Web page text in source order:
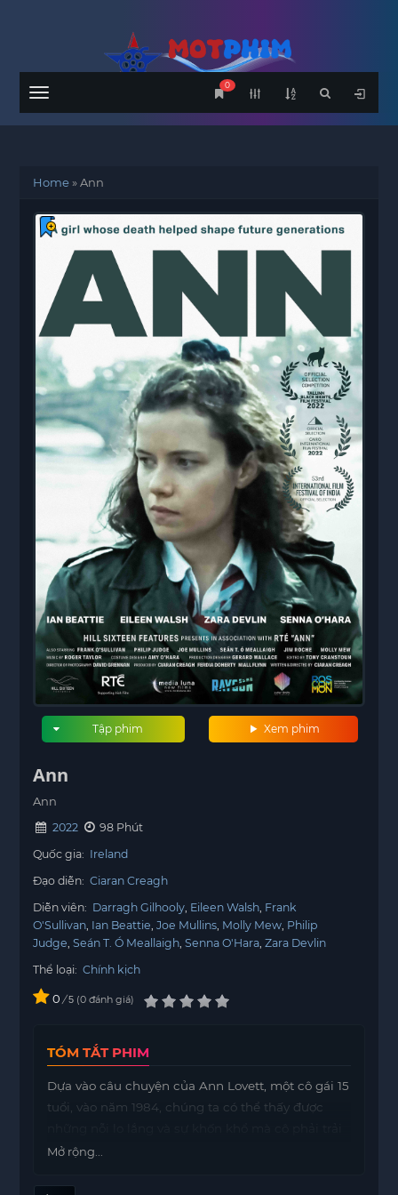
Menu
0
Home»Ann
Xem phim
Tập phim
Ann
Ann
2022
98 Phút
Quốc gia: Ireland
Đạo diễn: Ciaran Creagh
Diễn viên: Darragh Gilhooly Eileen Walsh Frank
O'Sullivan Ian Beattie Joe Mullins Molly Mew Philip
Judge Seán T. Ó Meallaigh Senna O'Hara Zara Devlin
Thể loại: Chính kịch
0 / 5 0 đánh giá
TÓM TẮT PHIM
Dựa vào câu chuyện của Ann Lovett, một cô gái 15
tuổi, vào năm 1984, chúng ta có thể thấy được
qua. Sáng
bộ đồng phục học sinh, thay vì đến trường như
Mở rộng...